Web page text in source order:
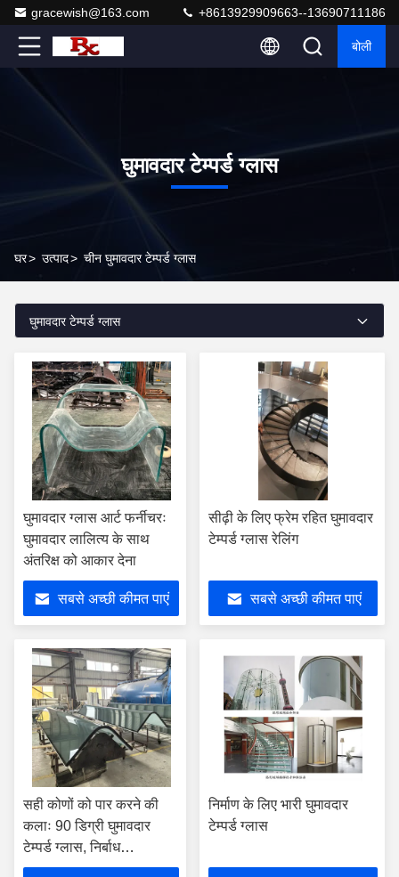
gracewish@163.com +8613929909663--13690711186
बोली
घुमावदार टेम्पर्ड ग्लास
घर> उत्पाद> चीन घुमावदार टेम्पर्ड ग्लास
घुमावदार टेम्पर्ड ग्लास
घुमावदार ग्लास आर्ट फर्नीचरः
घुमावदार लालित्य के साथ
अंतरिक्ष को आकार देना
सबसे अच्छी कीमत पाएं
सीढ़ी के लिए फ्रेम रहित घुमावदार
टेम्पर्ड ग्लास रेलिंग
सबसे अच्छी कीमत पाएं
सही कोणों को पार करने की
कलाः 90 डिग्री घुमावदार
टेम्पर्ड ग्लास, निर्बाध
सौंदर्यशास्त्र के साथ अंतरिक्ष
निर्माण के लिए भारी घुमावदार
टेम्पर्ड ग्लास